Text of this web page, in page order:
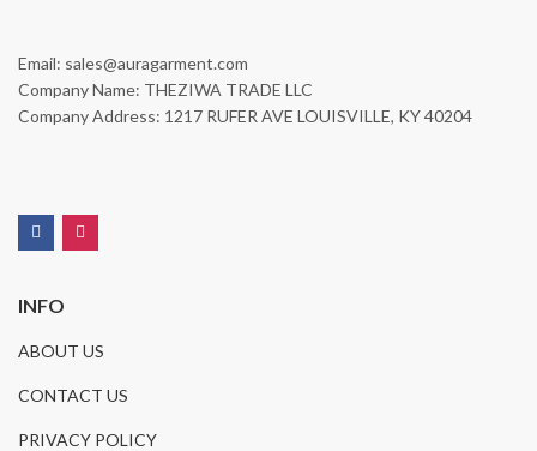
Email: sales@auragarment.com
Company Name: THEZIWA TRADE LLC
Company Address: 1217 RUFER AVE LOUISVILLE, KY 40204
INFO
ABOUT US
CONTACT US
PRIVACY POLICY